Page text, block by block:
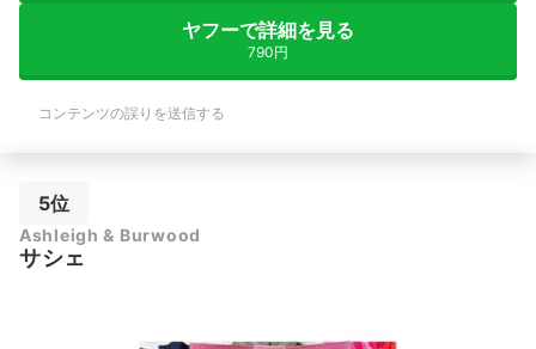
ヤフーで詳細を見る
790円
コンテンツの誤りを送信する
5位
Ashleigh & Burwood
サシェ